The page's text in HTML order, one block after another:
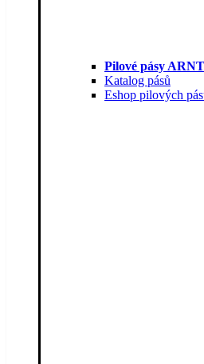
Pilové pásy
Katalog pásů
Eshop pilových